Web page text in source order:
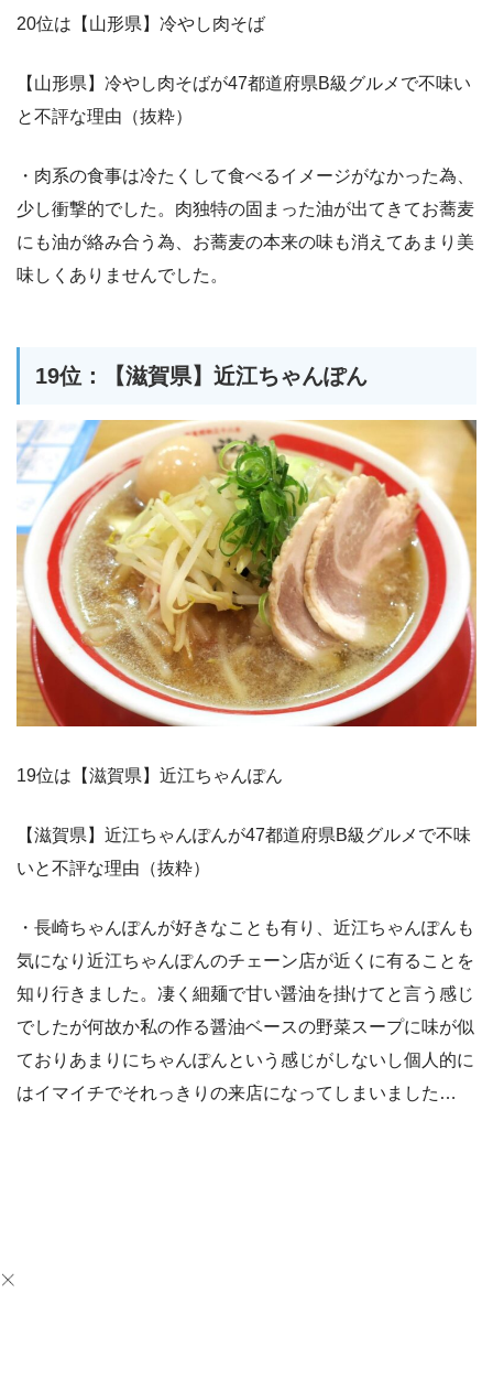
20位は【山形県】冷やし肉そば
【山形県】冷やし肉そばが47都道府県B級グルメで不味い
と不評な理由（抜粋）
・肉系の食事は冷たくして食べるイメージがなかった為、
少し衝撃的でした。肉独特の固まった油が出てきてお蕎麦
にも油が絡み合う為、お蕎麦の本来の味も消えてあまり美
味しくありませんでした。
19位：【滋賀県】近江ちゃんぽん
19位は【滋賀県】近江ちゃんぽん
【滋賀県】近江ちゃんぽんが47都道府県B級グルメで不味
いと不評な理由（抜粋）
・長崎ちゃんぽんが好きなことも有り、近江ちゃんぽんも
気になり近江ちゃんぽんのチェーン店が近くに有ることを
知り行きました。凄く細麺で甘い醤油を掛けてと言う感じ
でしたが何故か私の作る醤油ベースの野菜スープに味が似
ておりあまりにちゃんぽんという感じがしないし個人的に
はイマイチでそれっきりの来店になってしまいました…